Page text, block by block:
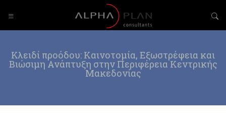
Κλειδί προόδου: Καινοτομία, Εξωστρέφεια και
Βιώσιμη Ανάπτυξη στην Περιφέρεια Κεντρικής
Μακεδονίας